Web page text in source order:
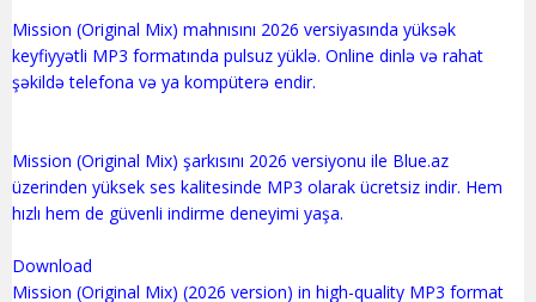
Mission (Original Mix) mahnısını 2026 versiyasında yüksək
keyfiyyətli MP3 formatında pulsuz yüklə. Online dinlə və rahat
şəkildə telefona və ya kompüterə endir.
Mission (Original Mix) şarkısını 2026 versiyonu ile Blue.az
üzerinden yüksek ses kalitesinde MP3 olarak ücretsiz indir. Hem
hızlı hem de güvenli indirme deneyimi yaşa.
Download
Mission (Original Mix) (2026 version) in high-quality MP3 format